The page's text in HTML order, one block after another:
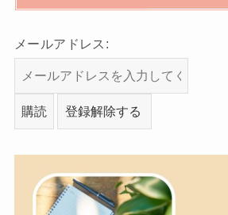
メールアドレス: